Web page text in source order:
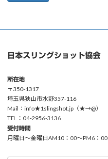
日本スリングショット協会
所在地
〒350-1317
埼玉県狭山市水野357-116
Mail：info★1slingshot.jp（★→@）
TEL：04-2956-3136
受付時間
月曜日〜金曜日AM10：00〜PM6：00